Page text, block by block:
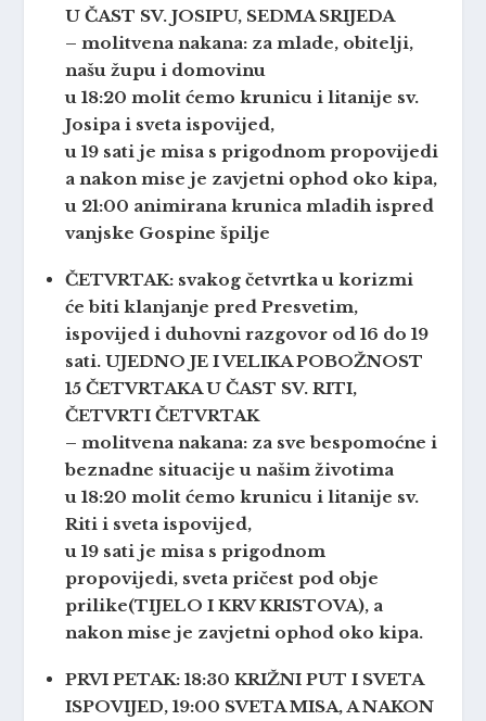
U ČAST SV. JOSIPU, SEDMA SRIJEDA
– molitvena nakana: za mlade, obitelji,
našu župu i domovinu
u 18:20 molit ćemo krunicu i litanije sv.
Josipa i sveta ispovijed,
u 19 sati je misa s prigodnom propovijedi
a nakon mise je zavjetni ophod oko kipa,
u 21:00 animirana krunica mladih ispred
vanjske Gospine špilje
ČETVRTAK: svakog četvrtka u korizmi
će biti klanjanje pred Presvetim,
ispovijed i duhovni razgovor od 16 do 19
sati. UJEDNO JE I VELIKA POBOŽNOST
15 ČETVRTAKA U ČAST SV. RITI,
ČETVRTI ČETVRTAK
– molitvena nakana: za sve bespomoćne i
beznadne situacije u našim životima
u 18:20 molit ćemo krunicu i litanije sv.
Riti i sveta ispovijed,
u 19 sati je misa s prigodnom
propovijedi, sveta pričest pod obje
prilike(TIJELO I KRV KRISTOVA), a
nakon mise je zavjetni ophod oko kipa.
PRVI PETAK: 18:30 KRIŽNI PUT I SVETA
ISPOVIJED, 19:00 SVETA MISA, A NAKON